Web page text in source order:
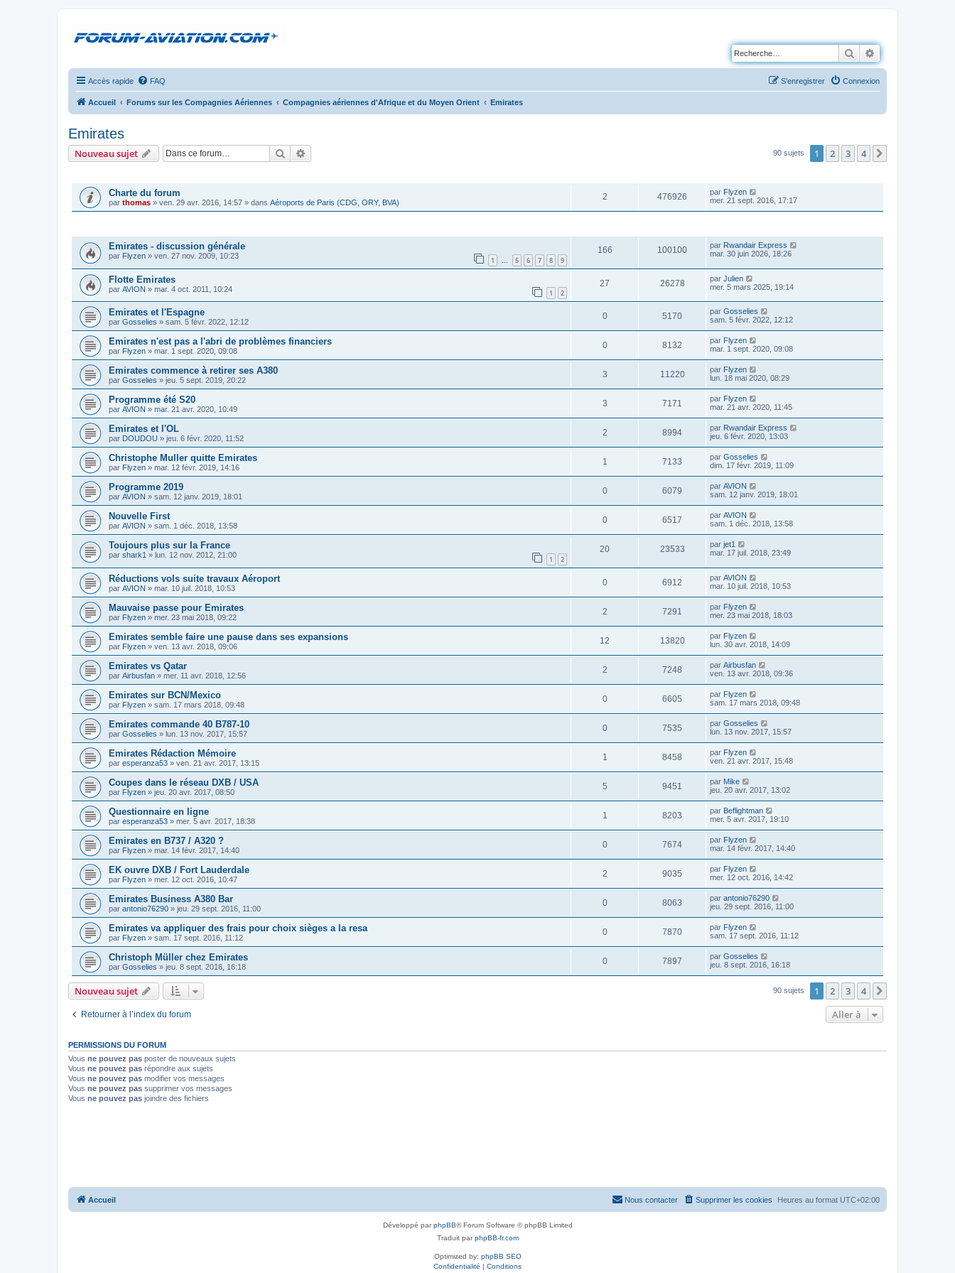
Rechercher
Accès rapide FAQ Connexion
S’enregistrer
Accueil Forums sur les Compagnies Aériennes Compagnies aériennes d'Afrique et du Moyen Orient Emirates
Emirates
Nouveau sujet Rechercher 90 sujets 1 2 3 4
Charte du forum
par thomas » ven. 29 avr. 2016, 14:57 » dans Aéroports de Paris (CDG, ORY, BVA)
2 476926 par Flyzen
mer. 21 sept. 2016, 17:17
Emirates - discussion générale
par Flyzen » ven. 27 nov. 2009, 10:23 1 … 5 6 7 8 9
166 100100 par Rwandair Express
mar. 30 juin 2026, 18:26
Flotte Emirates
par AVION » mar. 4 oct. 2011, 10:24 1 2
27 26278 par Julien
mer. 5 mars 2025, 19:14
Emirates et l'Espagne
par Gosselies » sam. 5 févr. 2022, 12:12
0 5170 par Gosselies
sam. 5 févr. 2022, 12:12
Emirates n'est pas a l'abri de problèmes financiers
par Flyzen » mar. 1 sept. 2020, 09:08
0 8132 par Flyzen
mar. 1 sept. 2020, 09:08
Emirates commence à retirer ses A380
par Gosselies » jeu. 5 sept. 2019, 20:22
3 11220 par Flyzen
lun. 18 mai 2020, 08:29
Programme été S20
par AVION » mar. 21 avr. 2020, 10:49
3 7171 par Flyzen
mar. 21 avr. 2020, 11:45
Emirates et l'OL
par DOUDOU » jeu. 6 févr. 2020, 11:52
2 8994 par Rwandair Express
jeu. 6 févr. 2020, 13:03
Christophe Muller quitte Emirates
par Flyzen » mar. 12 févr. 2019, 14:16
1 7133 par Gosselies
dim. 17 févr. 2019, 11:09
Programme 2019
par AVION » sam. 12 janv. 2019, 18:01
0 6079 par AVION
sam. 12 janv. 2019, 18:01
Nouvelle First
par AVION » sam. 1 déc. 2018, 13:58
0 6517 par AVION
sam. 1 déc. 2018, 13:58
Toujours plus sur la France
par shark1 » lun. 12 nov. 2012, 21:00 1 2
20 23533 par jet1
mar. 17 juil. 2018, 23:49
Réductions vols suite travaux Aéroport
par AVION » mar. 10 juil. 2018, 10:53
0 6912 par AVION
mar. 10 juil. 2018, 10:53
Mauvaise passe pour Emirates
par Flyzen » mer. 23 mai 2018, 09:22
2 7291 par Flyzen
mer. 23 mai 2018, 18:03
Emirates semble faire une pause dans ses expansions
par Flyzen » ven. 13 avr. 2018, 09:06
12 13820 par Flyzen
lun. 30 avr. 2018, 14:09
Emirates vs Qatar
par Airbusfan » mer. 11 avr. 2018, 12:56
2 7248 par Airbusfan
ven. 13 avr. 2018, 09:36
Emirates sur BCN/Mexico
par Flyzen » sam. 17 mars 2018, 09:48
0 6605 par Flyzen
sam. 17 mars 2018, 09:48
Emirates commande 40 B787-10
par Gosselies » lun. 13 nov. 2017, 15:57
0 7535 par Gosselies
lun. 13 nov. 2017, 15:57
Emirates Rédaction Mémoire
par esperanza53 » ven. 21 avr. 2017, 13:15
1 8458 par Flyzen
ven. 21 avr. 2017, 15:48
Coupes dans le réseau DXB / USA
par Flyzen » jeu. 20 avr. 2017, 08:50
5 9451 par Mike
jeu. 20 avr. 2017, 13:02
Questionnaire en ligne
par esperanza53 » mer. 5 avr. 2017, 18:38
1 8203 par Beflightman
mer. 5 avr. 2017, 19:10
Emirates en B737 / A320 ?
par Flyzen » mar. 14 févr. 2017, 14:40
0 7674 par Flyzen
mar. 14 févr. 2017, 14:40
EK ouvre DXB / Fort Lauderdale
par Flyzen » mer. 12 oct. 2016, 10:47
2 9035 par Flyzen
mer. 12 oct. 2016, 14:42
Emirates Business A380 Bar
par antonio76290 » jeu. 29 sept. 2016, 11:00
0 8063 par antonio76290
jeu. 29 sept. 2016, 11:00
Emirates va appliquer des frais pour choix sièges a la resa
par Flyzen » sam. 17 sept. 2016, 11:12
0 7870 par Flyzen
sam. 17 sept. 2016, 11:12
Christoph Müller chez Emirates
par Gosselies » jeu. 8 sept. 2016, 16:18
0 7897 par Gosselies
jeu. 8 sept. 2016, 16:18
Nouveau sujet 90 sujets 1 2 3 4
Retourner à l’index du forum Aller à
PERMISSIONS DU FORUM
Vous ne pouvez pas poster de nouveaux sujets
Vous ne pouvez pas répondre aux sujets
Vous ne pouvez pas modifier vos messages
Vous ne pouvez pas supprimer vos messages
Vous ne pouvez pas joindre des fichiers
Accueil Heures au format UTC+02:00
Supprimer les cookies
Nous contacter
Développé parphpBB® Forum Software © phpBB Limited
Traduit parphpBB-fr.com
Optimized by: phpBB SEO
Confidentialité
Conditions